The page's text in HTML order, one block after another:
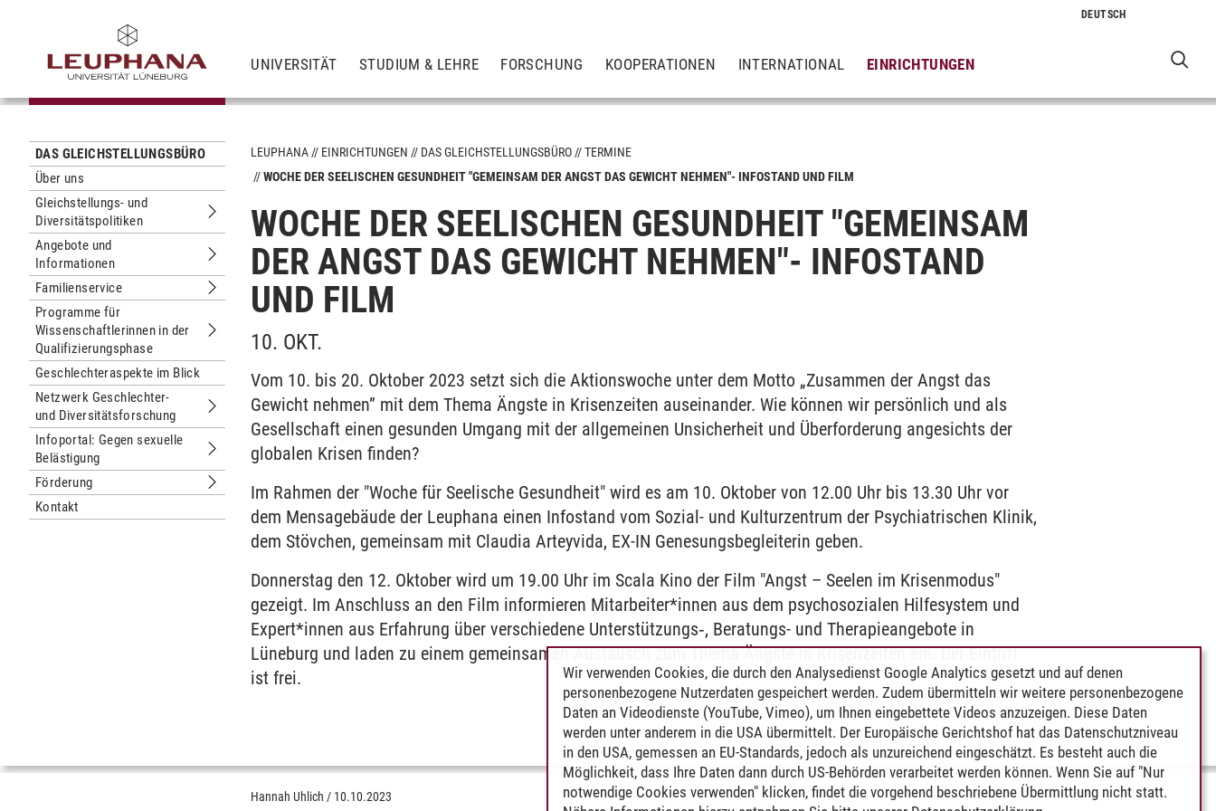
UNIVERSITÄT STUDIUM & LEHRE FORSCHUNG KOOPERATIONEN INTERNATIONAL EINRICHTUNGEN
DAS GLEICHSTELLUNGSBÜRO
Über uns
Gleichstellungs- und
Diversitätspolitiken
Untermenu Gleichstellungs- und Diversitätspolitiken
Angebote und
Informationen
Untermenu Angebote und Informationen
Familienservice
Untermenu Familienservice
Programme für
Wissenschaftlerinnen in der
Qualifizierungsphase
Untermenu Programme für Wissenschaftlerinnen in der Qualifizierungsphase
Geschlechteraspekte im Blick
Netzwerk Geschlechter-
und Diversitätsforschung
Untermenu Netzwerk Geschlechter- und Diversitätsforschung
Infoportal: Gegen sexuelle
Belästigung
Untermenu Infoportal: Gegen sexuelle Belästigung
Förderung
Untermenu Förderung
Kontakt
LEUPHANA EINRICHTUNGEN DAS GLEICHSTELLUNGSBÜRO
TERMINE
WOCHE DER SEELISCHEN GESUNDHEIT "GEMEINSAM DER ANGST DAS GEWICHT NEHMEN"- INFOSTAND UND FILM
WOCHE DER SEELISCHEN GESUNDHEIT "GEMEINSAM
DER ANGST DAS GEWICHT NEHMEN"- INFOSTAND
UND FILM
10. OKT.
Vom 10. bis 20. Oktober 2023 setzt sich die Aktionswoche unter dem Motto „Zusammen der Angst das
Gewicht nehmen” mit dem Thema Ängste in Krisenzeiten auseinander. Wie können wir persönlich und als
Gesellschaft einen gesunden Umgang mit der allgemeinen Unsicherheit und Überforderung angesichts der
globalen Krisen finden?
Im Rahmen der "Woche für Seelische Gesundheit" wird es am 10. Oktober von 12.00 Uhr bis 13.30 Uhr vor
dem Mensagebäude der Leuphana einen Infostand vom Sozial- und Kulturzentrum der Psychiatrischen Klinik,
dem Stövchen, gemeinsam mit Claudia Arteyvida, EX-IN Genesungsbegleiterin geben.
Donnerstag den 12. Oktober wird um 19.00 Uhr im Scala Kino der Film "Angst – Seelen im Krisenmodus"
gezeigt. Im Anschluss an den Film informieren Mitarbeiter*innen aus dem psychosozialen Hilfesystem und
Expert*innen aus Erfahrung über verschiedene Unterstützungs‑, Beratungs- und Therapieangebote in
Lüneburg und laden zu einem gemeinsamen Austausch zum Thema Ängste in Krisenzeiten ein. Der Eintritt
ist frei.
Hannah Uhlich / 10.10.2023
Wir verwenden Cookies, die durch den Analysedienst Google Analytics gesetzt und auf denen
personenbezogene Nutzerdaten gespeichert werden. Zudem übermitteln wir weitere personenbezogene
Daten an Videodienste (YouTube, Vimeo), um Ihnen eingebettete Videos anzuzeigen. Diese Daten
werden unter anderem in die USA übermittelt. Der Europäische Gerichtshof hat das Datenschutzniveau
in den USA, gemessen an EU-Standards, jedoch als unzureichend eingeschätzt. Es besteht auch die
Möglichkeit, dass Ihre Daten dann durch US-Behörden verarbeitet werden können. Wenn Sie auf "Nur
notwendige Cookies verwenden" klicken, findet die vorgehend beschriebene Übermittlung nicht statt.